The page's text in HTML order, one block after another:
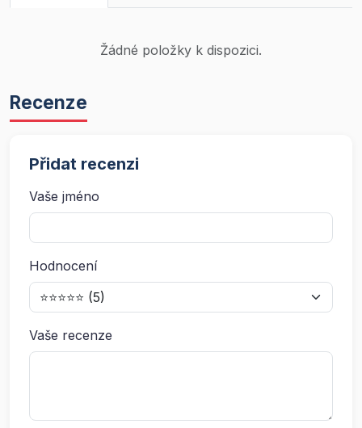
Žádné položky k dispozici.
Recenze
Přidat recenzi
Vaše jméno
Hodnocení
Vaše recenze